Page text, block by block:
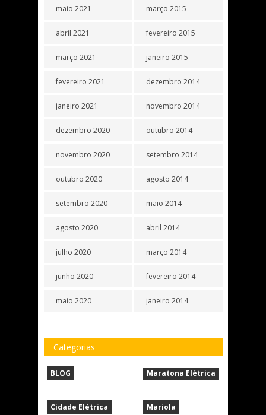
maio 2021
abril 2021
março 2021
fevereiro 2021
janeiro 2021
dezembro 2020
novembro 2020
outubro 2020
setembro 2020
agosto 2020
julho 2020
junho 2020
maio 2020
março 2015
fevereiro 2015
janeiro 2015
dezembro 2014
novembro 2014
outubro 2014
setembro 2014
agosto 2014
maio 2014
abril 2014
março 2014
fevereiro 2014
janeiro 2014
Categorias
BLOG
Cidade Elétrica
Maratona Elétrica
Mariola